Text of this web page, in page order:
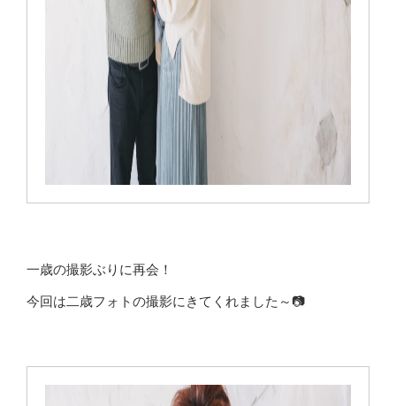
一歳の撮影ぶりに再会！
今回は二歳フォトの撮影にきてくれました～📷